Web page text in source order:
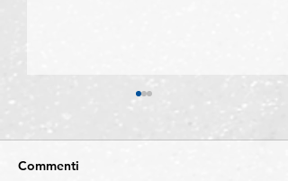
Commenti